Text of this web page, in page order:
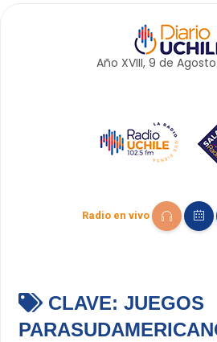
Año XVIII, 9 de Agosto
Radio en vivo
CLAVE: JUEGOS